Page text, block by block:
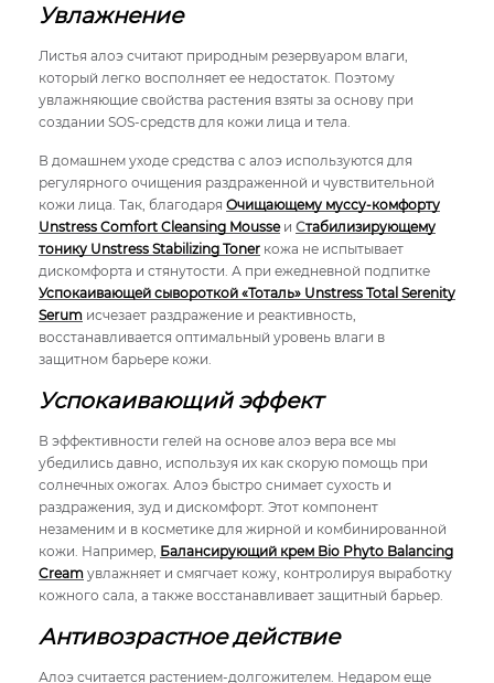
Увлажнение
Листья алоэ считают природным резервуаром влаги,
который легко восполняет ее недостаток. Поэтому
увлажняющие свойства растения взяты за основу при
создании SOS-средств для кожи лица и тела.
В домашнем уходе средства с алоэ используются для
регулярного очищения раздраженной и чувствительной
кожи лица. Так, благодаря Очищающему муссу-комфорту
Unstress Comfort Cleansing Mousseи Стабилизирующему
тонику Unstress Stabilizing Toner кожа не испытывает
дискомфорта и стянутости. А при ежедневной подпитке
Успокаивающей сывороткой «Тоталь» Unstress Total Serenity
Serum исчезает раздражение и реактивность,
восстанавливается оптимальный уровень влаги в
защитном барьере кожи.
Успокаивающий эффект
В эффективности гелей на основе алоэ вера все мы
убедились давно, используя их как скорую помощь при
солнечных ожогах. Алоэ быстро снимает сухость и
раздражения, зуд и дискомфорт. Этот компонент
незаменим и в косметике для жирной и комбинированной
кожи. Например, Балансирующий крем Bio Phyto Balancing
Cream увлажняет и смягчает кожу, контролируя выработку
кожного сала, а также восстанавливает защитный барьер.
Антивозрастное действие
Алоэ считается растением-долгожителем. Недаром еще